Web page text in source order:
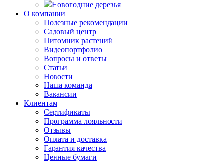
Новогодние деревья
О компании
Полезные рекомендации
Садовый центр
Питомник растений
Видеопортфолио
Вопросы и ответы
Статьи
Новости
Наша команда
Вакансии
Клиентам
Сертификаты
Программа лояльности
Отзывы
Оплата и доставка
Гарантия качества
Ценные бумаги